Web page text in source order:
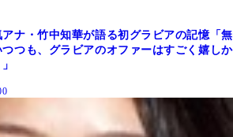
ナ・竹中知華が語る初グラビアの記憶「無
つも、グラビアのオファーはすごく嬉しか